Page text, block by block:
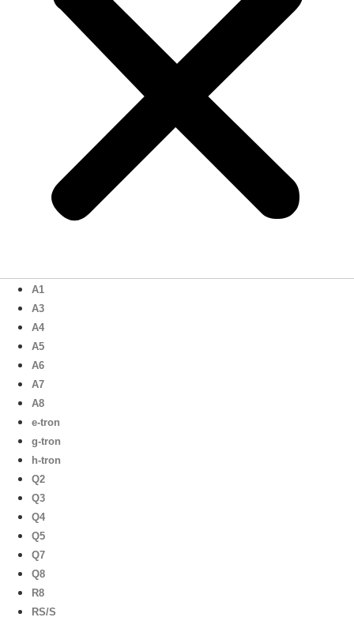
A1
A3
A4
A5
A6
A7
A8
e-tron
g-tron
h-tron
Q2
Q3
Q4
Q5
Q7
Q8
R8
RS/S